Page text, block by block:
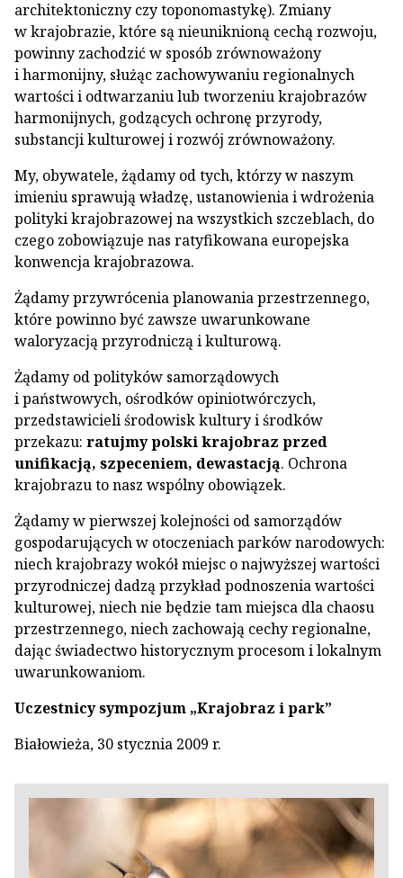
architektoniczny czy toponomastykę). Zmiany
w krajobrazie, które są nieuniknioną cechą rozwoju,
powinny zachodzić w sposób zrównoważony
i harmonijny, służąc zachowywaniu regionalnych
wartości i odtwarzaniu lub tworzeniu krajobrazów
harmonijnych, godzących ochronę przyrody,
substancji kulturowej i rozwój zrównoważony.
My, obywatele, żądamy od tych, którzy w naszym
imieniu sprawują władzę, ustanowienia i wdrożenia
polityki krajobrazowej na wszystkich szczeblach, do
czego zobowiązuje nas ratyfikowana europejska
konwencja krajobrazowa.
Żądamy przywrócenia planowania przestrzennego,
które powinno być zawsze uwarunkowane
waloryzacją przyrodniczą i kulturową.
Żądamy od polityków samorządowych
i państwowych, ośrodków opiniotwórczych,
przedstawicieli środowisk kultury i środków
przekazu: ratujmy polski krajobraz przed
unifikacją, szpeceniem, dewastacją. Ochrona
krajobrazu to nasz wspólny obowiązek.
Żądamy w pierwszej kolejności od samorządów
gospodarujących w otoczeniach parków narodowych:
niech krajobrazy wokół miejsc o najwyższej wartości
przyrodniczej dadzą przykład podnoszenia wartości
kulturowej, niech nie będzie tam miejsca dla chaosu
przestrzennego, niech zachowają cechy regionalne,
dając świadectwo historycznym procesom i lokalnym
uwarunkowaniom.
Uczestnicy sympozjum „Krajobraz i park”
Białowieża, 30 stycznia 2009 r.